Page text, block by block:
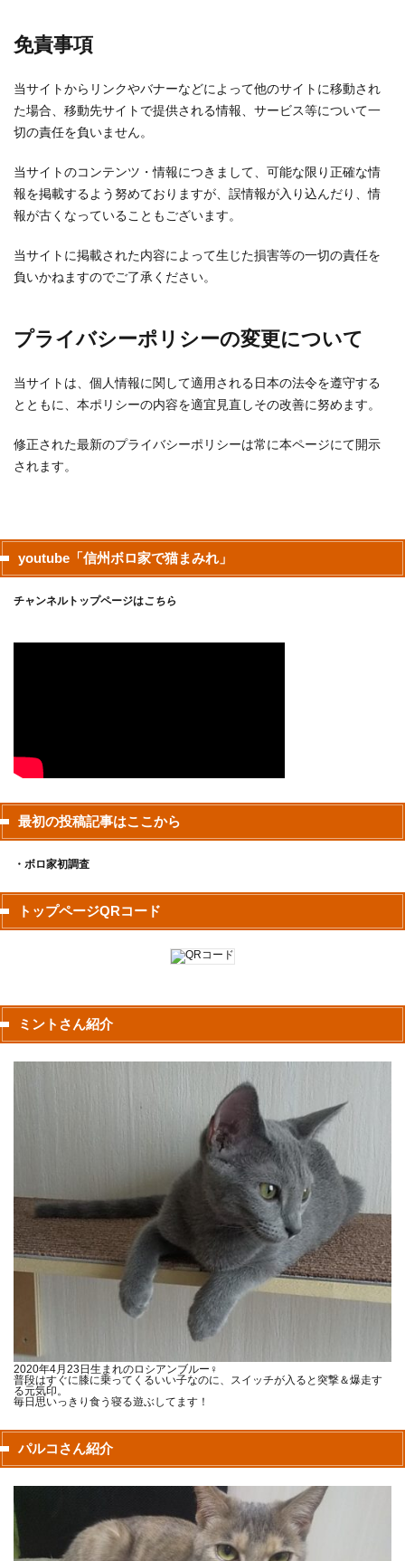
免責事項
当サイトからリンクやバナーなどによって他のサイトに移動され
た場合、移動先サイトで提供される情報、サービス等について一
切の責任を負いません。
当サイトのコンテンツ・情報につきまして、可能な限り正確な情
報を掲載するよう努めておりますが、誤情報が入り込んだり、情
報が古くなっていることもございます。
当サイトに掲載された内容によって生じた損害等の一切の責任を
負いかねますのでご了承ください。
プライバシーポリシーの変更について
当サイトは、個人情報に関して適用される日本の法令を遵守する
とともに、本ポリシーの内容を適宜見直しその改善に努めます。
修正された最新のプライバシーポリシーは常に本ページにて開示
されます。
youtube「信州ボロ家で猫まみれ」
チャンネルトップページはこちら
最初の投稿記事はここから
・ボロ家初調査
トップページQRコード
ミントさん紹介
2020年4月23日生まれのロシアンブルー♀
普段はすぐに膝に乗ってくるいい子なのに、スイッチが入ると突撃＆爆走す
る元気印。
毎日思いっきり食う寝る遊ぶしてます！
パルコさん紹介